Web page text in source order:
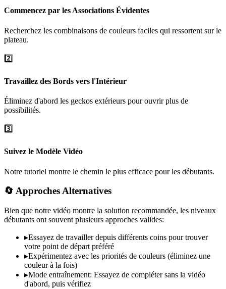
Commencez par les Associations Évidentes
Recherchez les combinaisons de couleurs faciles qui ressortent sur le
plateau.
2️⃣
Travaillez des Bords vers l'Intérieur
Éliminez d'abord les geckos extérieurs pour ouvrir plus de
possibilités.
3️⃣
Suivez le Modèle Vidéo
Notre tutoriel montre le chemin le plus efficace pour les débutants.
🔄 Approches Alternatives
Bien que notre vidéo montre la solution recommandée, les niveaux
débutants ont souvent plusieurs approches valides:
▸Essayez de travailler depuis différents coins pour trouver
votre point de départ préféré
▸Expérimentez avec les priorités de couleurs (éliminez une
couleur à la fois)
▸Mode entraînement: Essayez de compléter sans la vidéo
d'abord, puis vérifiez